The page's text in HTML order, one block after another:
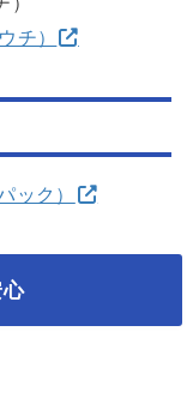
チ）
ック）